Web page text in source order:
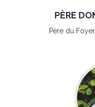
PÈRE
Père du